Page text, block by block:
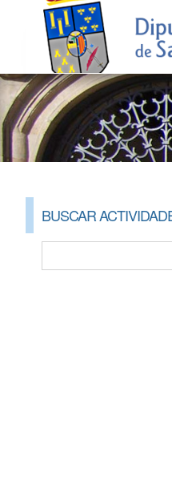
BUSCAR